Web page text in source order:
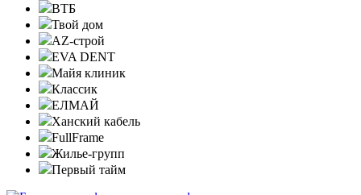
ВТБ
Твой дом
AZ-строй
EVA DENT
Майя клиник
Классик
ЕЛМАЙ
Ханский кабель
FullFrame
Жилье-групп
Первый тайм